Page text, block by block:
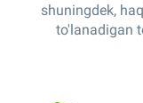
shuningdek,
to'lanadigan